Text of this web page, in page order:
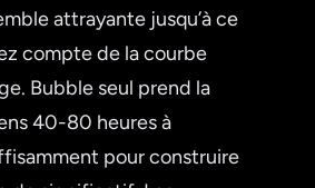
attrayante jusqu’à ce
compte de la courbe
Bubble seul prend la
40-80 heures à
pour construire